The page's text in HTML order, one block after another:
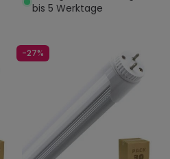
bis 5 Werktage
-27%